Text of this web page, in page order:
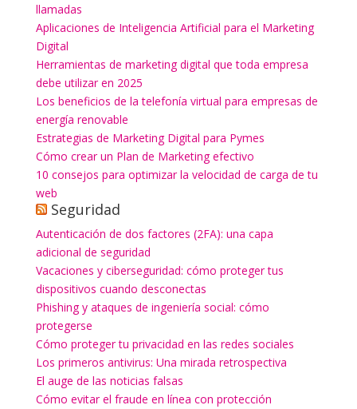
llamadas
Aplicaciones de Inteligencia Artificial para el Marketing
Digital
Herramientas de marketing digital que toda empresa
debe utilizar en 2025
Los beneficios de la telefonía virtual para empresas de
energía renovable
Estrategias de Marketing Digital para Pymes
Cómo crear un Plan de Marketing efectivo
10 consejos para optimizar la velocidad de carga de tu
web
Seguridad
Autenticación de dos factores (2FA): una capa
adicional de seguridad
Vacaciones y ciberseguridad: cómo proteger tus
dispositivos cuando desconectas
Phishing y ataques de ingeniería social: cómo
protegerse
Cómo proteger tu privacidad en las redes sociales
Los primeros antivirus: Una mirada retrospectiva
El auge de las noticias falsas
Cómo evitar el fraude en línea con protección